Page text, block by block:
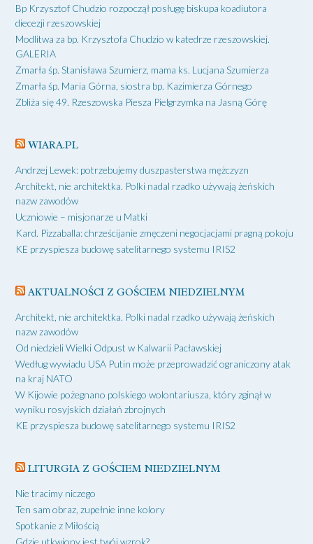
Bp Krzysztof Chudzio rozpoczął posługę biskupa koadiutora
diecezji rzeszowskiej
Modlitwa za bp. Krzysztofa Chudzio w katedrze rzeszowskiej.
GALERIA
Zmarła śp. Stanisława Szumierz, mama ks. Lucjana Szumierza
Zmarła śp. Maria Górna, siostra bp. Kazimierza Górnego
Zbliża się 49. Rzeszowska Piesza Pielgrzymka na Jasną Górę
WIARA.PL
Andrzej Lewek: potrzebujemy duszpasterstwa mężczyzn
Architekt, nie architektka. Polki nadal rzadko używają żeńskich
nazw zawodów
Uczniowie – misjonarze u Matki
Kard. Pizzaballa: chrześcijanie zmęczeni negocjacjami pragną pokoju
KE przyspiesza budowę satelitarnego systemu IRIS2
AKTUALNOŚCI Z GOŚCIEM NIEDZIELNYM
Architekt, nie architektka. Polki nadal rzadko używają żeńskich
nazw zawodów
Od niedzieli Wielki Odpust w Kalwarii Pacławskiej
Według wywiadu USA Putin może przeprowadzić ograniczony atak
na kraj NATO
W Kijowie pożegnano polskiego wolontariusza, który zginął w
wyniku rosyjskich działań zbrojnych
KE przyspiesza budowę satelitarnego systemu IRIS2
LITURGIA Z GOŚCIEM NIEDZIELNYM
Nie tracimy niczego
Ten sam obraz, zupełnie inne kolory
Spotkanie z Miłością
Gdzie utkwiony jest twój wzrok?